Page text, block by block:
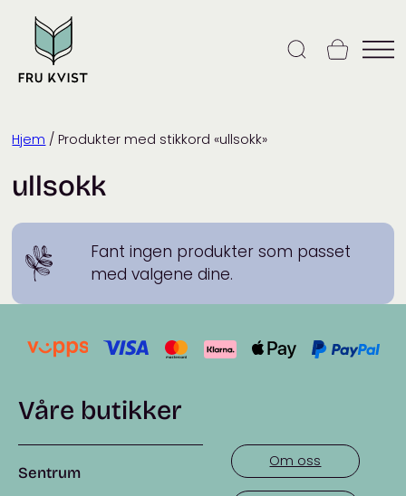
content
Hjem / Produkter med stikkord «ullsokk»
ullsokk
Fant ingen produkter som passet
med valgene dine.
Våre butikker
Sentrum
Om oss